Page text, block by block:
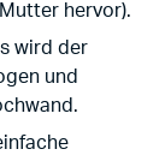
hervor).
wird der
und